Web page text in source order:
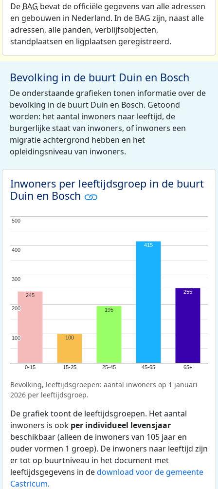
De BAG bevat de officiële gegevens van alle adressen
en gebouwen in Nederland. In de BAG zijn, naast alle
adressen, alle panden, verblijfsobjecten,
standplaatsen en ligplaatsen geregistreerd.
Bevolking in de buurt Duin en Bosch
De onderstaande grafieken tonen informatie over de
bevolking in de buurt Duin en Bosch. Getoond
worden: het aantal inwoners naar leeftijd, de
burgerlijke staat van inwoners, of inwoners een
migratie achtergrond hebben en het
opleidingsniveau van inwoners.
Inwoners per leeftijdsgroep in de buurt
Duin en Bosch
0-15 15-25 25-45 45-65 65+
100
100
200
200
300
300
400
400
500
500
245
100
195
415
255
Bevolking, leeftijdsgroepen: aantal inwoners op 1 januari
2026 per leeftijdsgroep.
De grafiek toont de leeftijdsgroepen. Het aantal
inwoners is ook per individueel levensjaar
beschikbaar (alleen de inwoners van 105 jaar en
ouder vormen 1 groep). De inwoners naar leeftijd zijn
er tot op buurtniveau in het document met
leeftijdsgegevens in dedownload voor de gemeente
Castricum.